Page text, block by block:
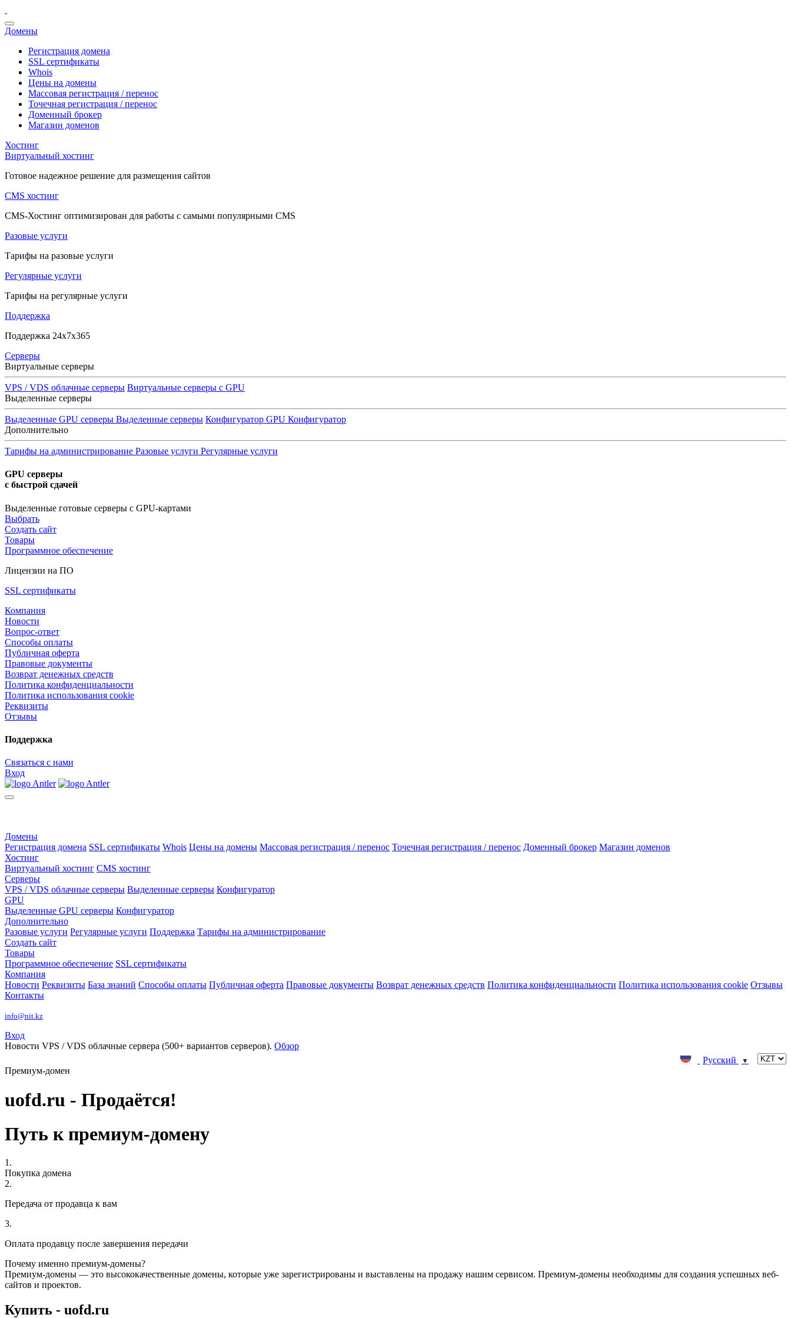
Домены
Регистрация домена
SSL сертификаты
Whois
Цены на домены
Массовая регистрация / перенос
Точечная регистрация / перенос
Доменный брокер
Магазин доменов
Хостинг
Виртуальный хостинг
Готовое надежное решение для размещения сайтов
CMS хостинг
CMS-Хостинг оптимизирован для работы с самыми популярными CMS
Разовые услуги
Тарифы на разовые услуги
Регулярные услуги
Тарифы на регулярные услуги
Поддержка
Поддержка 24x7x365
Серверы
Виртуальные серверы
VPS / VDS облачные серверы Виртуальные серверы с GPU
Выделенные серверы
Выделенные GPU серверы Выделенные серверы Конфигуратор GPU Конфигуратор
Дополнительно
Тарифы на администрирование Разовые услуги Регулярные услуги
GPU серверы
с быстрой сдачей
Выделенные готовые серверы с GPU-картами
Выбрать
Создать сайт
Товары
Программное обеспечение
Лицензии на ПО
SSL сертификаты
Компания
Новости
Вопрос-ответ
Способы оплаты
Публичная оферта
Правовые документы
Возврат денежных средств
Политика конфиденциальности
Политика использования cookie
Реквизиты
Отзывы
Поддержка
Связаться с нами
Вход
Домены
Регистрация домена SSL сертификаты Whois Цены на домены Массовая регистрация / перенос Точечная регистрация / перенос Доменный брокер Магазин доменов
Хостинг
Виртуальный хостинг CMS хостинг
Серверы
VPS / VDS облачные серверы Выделенные серверы Конфигуратор
GPU
Выделенные GPU серверы Конфигуратор
Дополнительно
Разовые услуги Регулярные услуги Поддержка Тарифы на администрирование
Создать сайт
Товары
Программное обеспечение SSL сертификаты
Компания
Новости Реквизиты База знаний Способы оплаты Публичная оферта Правовые документы Возврат денежных средств Политика конфиденциальности Политика использования cookie Отзывы
Контакты
info@nit.kz
Вход
Новости VPS / VDS облачные сервера (500+ вариантов серверов). Обзор
Русский
▼
Премиум-домен
uofd.ru - Продаётся!
Путь к премиум-домену
1.
Покупка домена
2.
Передача от продавца к вам
3.
Оплата продавцу после завершения передачи
Почему именно премиум-домены?
Премиум-домены — это высококачественные домены, которые уже зарегистрированы и выставлены на продажу нашим сервисом. Премиум-домены необходимы для создания успешных веб-
сайтов и проектов.
Купить - uofd.ru